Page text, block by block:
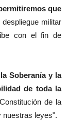
que
militar
con el fin de
Soberanía y la
de toda la
de la
nuestras leyes".